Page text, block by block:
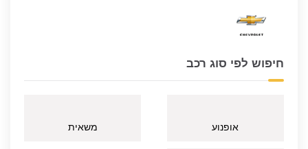
חיפוש לפי סוג רכב
אופנוע משאית